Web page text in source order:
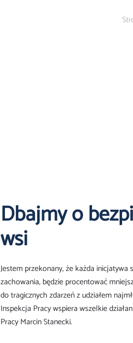
Dbajmy o
wsi
Jestem przekonany, że każda
zachowania, będzie procentować
do tragicznych zdarzeń z udziałem
Inspekcja Pracy wspiera wszelkie
Pracy Marcin Stanecki.